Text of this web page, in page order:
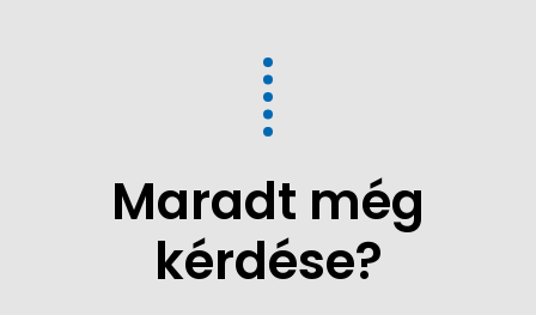
Maradt még
kérdése?